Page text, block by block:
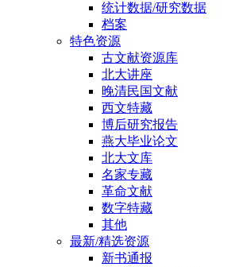
统计数据/研究数据
档案
特色资源
古文献资源库
北大讲座
晚清民国文献
西文特藏
博后研究报告
燕大毕业论文
北大文库
名家专藏
革命文献
数字特藏
其他
最新/精选资源
新书通报